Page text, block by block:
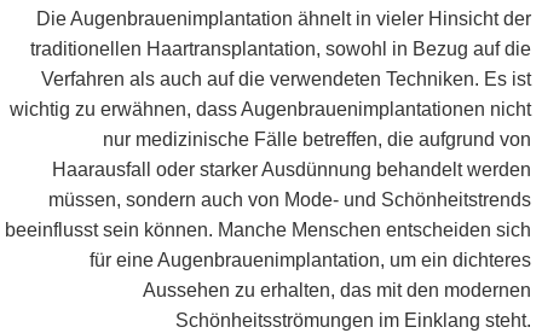
Die Augenbrauenimplantation ähnelt in vieler Hinsicht der
traditionellen Haartransplantation, sowohl in Bezug auf die
Verfahren als auch auf die verwendeten Techniken. Es ist
wichtig zu erwähnen, dass Augenbrauenimplantationen nicht
nur medizinische Fälle betreffen, die aufgrund von
Haarausfall oder starker Ausdünnung behandelt werden
müssen, sondern auch von Mode- und Schönheitstrends
beeinflusst sein können. Manche Menschen entscheiden sich
für eine Augenbrauenimplantation, um ein dichteres
Aussehen zu erhalten, das mit den modernen
Schönheitsströmungen im Einklang steht.